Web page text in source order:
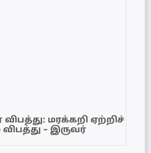
மரக்கறி ஏற்றிச்
– இருவர்